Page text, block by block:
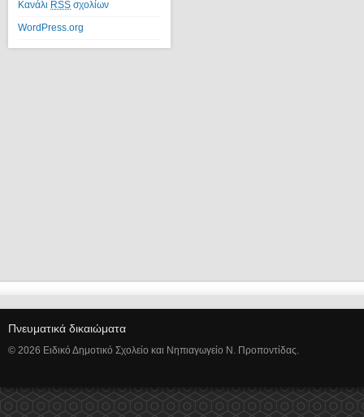
Κανάλι RSS σχολίων
WordPress.org
Πνευματικά δικαιώματα
© 2026 Ειδικό Δημοτικό Σχολείο και Νηπιαγωγείο Ν. Προποντίδας.